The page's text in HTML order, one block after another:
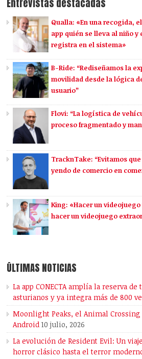
Entrevistas destacadas
Qualla: «En una recogida,
app quién se lleva al niño y
registra en el sistema»
B-Ride: “Rediseñamos la
movilidad desde la lógica
usuario”
Flovi: “La logística de
proceso fragmentado y
TracknTake: “Evitamos
yendo de comercio en
King: «Hacer un
hacer un videojuego
ÚLTIMAS NOTICIAS
La app CONECTA amplía la reserva de
asturianos y ya integra más de 800
Moonlight Peaks, el Animal
Android 10 julio, 2026
La evolución de Resident Evil: Un
horror clásico hasta el terror